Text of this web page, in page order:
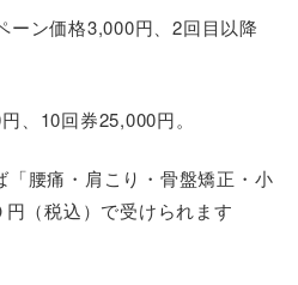
ン価格3,000円、2回目以降
、10回券25,000円。
「腰痛・肩こり・骨盤矯正・小
（税込）で受けられます